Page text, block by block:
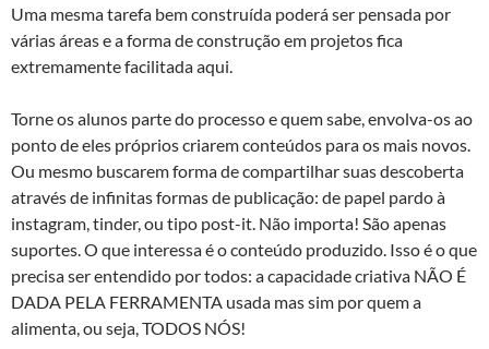
Uma mesma tarefa bem construída poderá ser pensada por
várias áreas e a forma de construção em projetos fica
extremamente facilitada aqui.
Torne os alunos parte do processo e quem sabe, envolva-os ao
ponto de eles próprios criarem conteúdos para os mais novos.
Ou mesmo buscarem forma de compartilhar suas descoberta
através de infinitas formas de publicação: de papel pardo à
instagram, tinder, ou tipo post-it. Não importa! São apenas
suportes. O que interessa é o conteúdo produzido. Isso é o que
precisa ser entendido por todos: a capacidade criativa NÃO É
DADA PELA FERRAMENTA usada mas sim por quem a
alimenta, ou seja, TODOS NÓS!